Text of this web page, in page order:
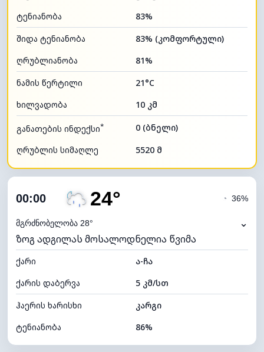
ტენიანობა
83%
შიდა ტენიანობა
83% (კომფორტული)
ღრუბლიანობა
81%
ნამის წერტილი
21°C
ხილვადობა
10 კმ
განათების ინდექსი* 0 (ბნელი)
ღრუბლის სიმაღლე 5520 მ
00:00 24°
მგრძნობელობა 28°
◔ 36%
⌄
ზოგ ადგილას მოსალოდნელია წვიმა
ქარი
ა-ჩა
ქარის დაბერვა
5 კმ/სთ
ჰაერის ხარისხი
კარგი
ტენიანობა
86%